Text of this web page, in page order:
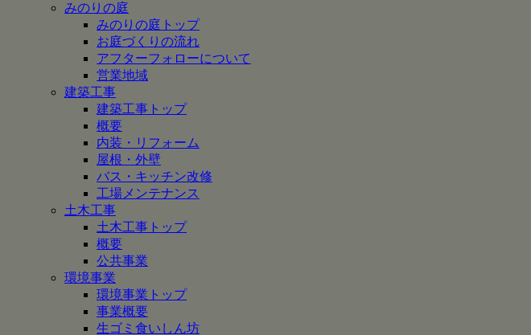
みのりの庭
みのりの庭トップ
お庭づくりの流れ
アフターフォローについて
営業地域
建築工事
建築工事トップ
概要
内装・リフォーム
屋根・外壁
バス・キッチン改修
工場メンテナンス
土木工事
土木工事トップ
概要
公共事業
環境事業
環境事業トップ
事業概要
生ゴミ食いしん坊